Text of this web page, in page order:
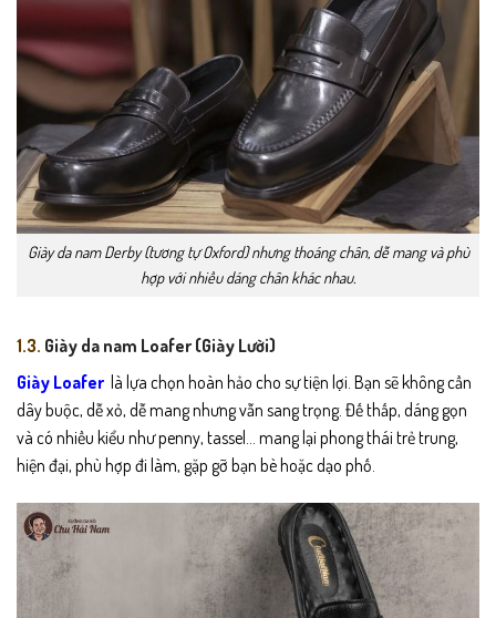
Giày da nam Derby (tương tự Oxford) nhưng thoáng chân, dễ mang và phù
hợp với nhiều dáng chân khác nhau.
1.3. Giày da nam Loafer (Giày Lười)
Giày Loafer là lựa chọn hoàn hảo cho sự tiện lợi. Bạn sẽ không cần
dây buộc, dễ xỏ, dễ mang nhưng vẫn sang trọng. Đế thấp, dáng gọn
và có nhiều kiểu như penny, tassel… mang lại phong thái trẻ trung,
hiện đại, phù hợp đi làm, gặp gỡ bạn bè hoặc dạo phố.